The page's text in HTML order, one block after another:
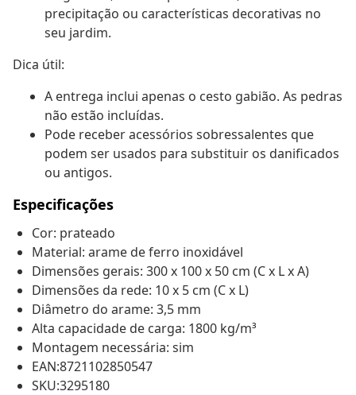
precipitação ou características decorativas no
seu jardim.
Dica útil:
A entrega inclui apenas o cesto gabião. As pedras
não estão incluídas.
Pode receber acessórios sobressalentes que
podem ser usados para substituir os danificados
ou antigos.
Especificações
Cor: prateado
Material: arame de ferro inoxidável
Dimensões gerais: 300 x 100 x 50 cm (C x L x A)
Dimensões da rede: 10 x 5 cm (C x L)
Diâmetro do arame: 3,5 mm
Alta capacidade de carga: 1800 kg/m³
Montagem necessária: sim
EAN:8721102850547
SKU:3295180